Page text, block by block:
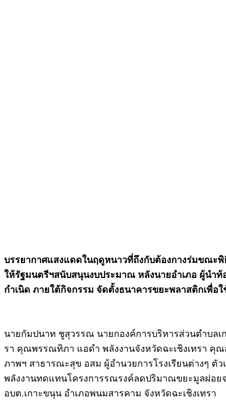
บรรยากาศแสงแดดในฤดูหนาวที่ถึงกับต้องกางร่มขณะพิ
ให้รัฐมนตรีฯสนับสนุนงบประมาณ หลังนายอำเภอ ผู้นำ
กำเนิด ภายใต้กิจกรรม จัดตั้งธนาคารขยะพลาสติกเพื่อ
นายกัมปนาท ชูสุวรรณ นายกองค์การบริหารส่วนตำบล
รา คุณพรรณทิภา แอดำ พลังงานจังหวัดฉะเชิงเทรา คุ
ภาพฯ สาธารณะสุข อสม ผู้อำนวยการโรงเรียนต่างๆ
พลังงานทดแทนโครงการรณรงค์ลดปริมาณขยะมูลฝอย
อบต.เกาะขนุน อำเภอพนมสารคาม จังหวัดฉะเชิงเทรา